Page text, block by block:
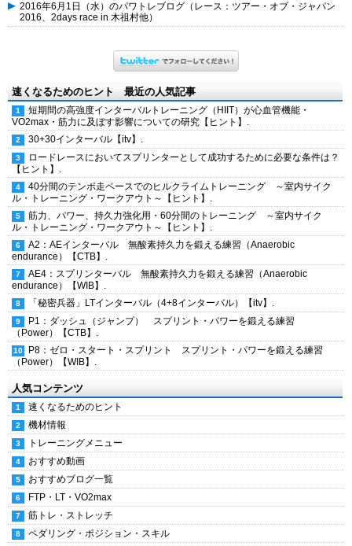
2016年6月1日（水）のパワトレブログ（レース：ツアー・オブ・ジャパン
2016、2days race in 木祖村他）
速くなるためのヒント 最近の人気記事
短期間の高強度インターバルトレーニング（HIIT）が心血管機能・
VO2max・筋力に及ぼす影響についての研究【ヒント】.
30+30インターバル【itv】.
ロードレースにおいてスプリンターとして成功するために必要な条件は？
【ヒント】.
40分間のテンポ走ペースでのヒルクライムトレーニング ～室内サイク
ル・トレーニング・ワークアウト～【ヒント】.
筋力、パワー、持久力強化用・60分間のトレーニング ～室内サイク
ル・トレーニング・ワークアウト～【ヒント】.
A2：AEインターバル 無酸素持久力を鍛える練習（Anaerobic
endurance）【CTB】.
AE4：スプリンターバル 無酸素持久力を鍛える練習（Anaerobic
endurance）【WIB】.
「秘密兵器」LTインターバル（4+8インターバル）【itv】.
P1：ダッシュ（ジャンプ） スプリント・パワーを鍛える練習
（Power）【CTB】.
P8：ゼロ・スタート・スプリント スプリント・パワーを鍛える練習
（Power）【WIB】.
人気コンテンツ
速くなるためのヒント
機材情報
トレーニングメニュー
おすすめ動画
おすすめブログ一覧
FTP・LT・VO2max
筋トレ・ストレッチ
ペダリング・ポジション・スキル